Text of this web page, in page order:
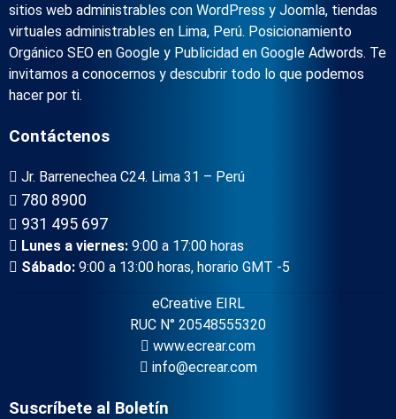
sitios web administrables con WordPress y Joomla, tiendas
virtuales administrables en Lima, Perú. Posicionamiento
Orgánico SEO en Google y Publicidad en Google Adwords. Te
invitamos a conocernos y descubrir todo lo que podemos
hacer por ti.
Contáctenos
Jr. Barrenechea C24. Lima 31 – Perú
780 8900
931 495 697
Lunes a viernes: 9:00 a 17:00 horas
Sábado: 9:00 a 13:00 horas, horario GMT -5
eCreative EIRL
RUC N° 20548555320
www.ecrear.com
info@ecrear.com
Suscríbete al Boletín